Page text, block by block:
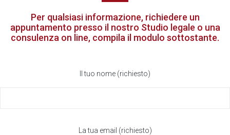
Per qualsiasi informazione, richiedere un
appuntamento presso il nostro Studio legale o una
consulenza on line, compila il modulo sottostante.
Il tuo nome (richiesto)
La tua email (richiesto)